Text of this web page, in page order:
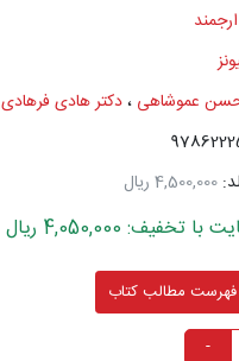
عموشاهی ،دکتر هادی فرهادی
4,500,000 ریال
4,050,000 ریال
مطالب کتاب
-